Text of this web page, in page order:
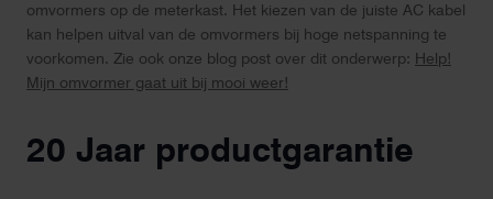
omvormers op de meterkast. Het kiezen van de juiste AC kabel
kan helpen uitval van de omvormers bij hoge netspanning te
voorkomen. Zie ook onze blog post over dit onderwerp: Help!
Mijn omvormer gaat uit bij mooi weer!
20 Jaar productgarantie